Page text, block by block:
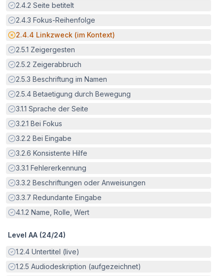
Erfüllt:
2.4.2 Seite betitelt
Erfüllt:
2.4.3 Fokus-Reihenfolge
Potenzielle Barriere:
2.4.4 Linkzweck (im Kontext)
Erfüllt:
2.5.1 Zeigergesten
Erfüllt:
2.5.2 Zeigerabbruch
Erfüllt:
2.5.3 Beschriftung im Namen
Erfüllt:
2.5.4 Betaetigung durch Bewegung
Erfüllt:
3.1.1 Sprache der Seite
Erfüllt:
3.2.1 Bei Fokus
Erfüllt:
3.2.2 Bei Eingabe
Erfüllt:
3.2.6 Konsistente Hilfe
Erfüllt:
3.3.1 Fehlererkennung
Erfüllt:
3.3.2 Beschriftungen oder Anweisungen
Erfüllt:
3.3.7 Redundante Eingabe
Erfüllt:
4.1.2 Name, Rolle, Wert
Level AA (24/24)
Erfüllt:
1.2.4 Untertitel (live)
Erfüllt:
1.2.5 Audiodeskription (aufgezeichnet)